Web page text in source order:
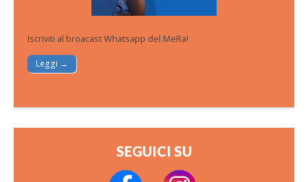
Iscriviti al broacast Whatsapp del MeRa!
Leggi →
SEGUICI SU